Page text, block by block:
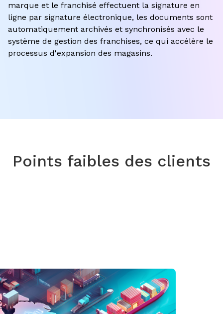
marque et le franchisé effectuent la signature en
ligne par signature électronique, les documents sont
automatiquement archivés et synchronisés avec le
système de gestion des franchises, ce qui accélère le
processus d'expansion des magasins.
Points faibles des clients